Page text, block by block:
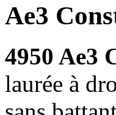
Ae3
4950 Ae3
laurée à